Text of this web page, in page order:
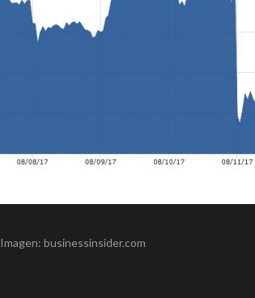
Imagen: businessinsider.com